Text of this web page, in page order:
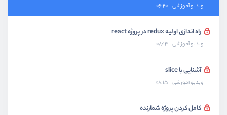
ویدیو آموزشی 06:20
راه اندازی اولیه redux در پروژه react
ویدیو آموزشی 08:14
آشنایی با slice
ویدیو آموزشی 08:15
کامل کردن پروژه شمارنده